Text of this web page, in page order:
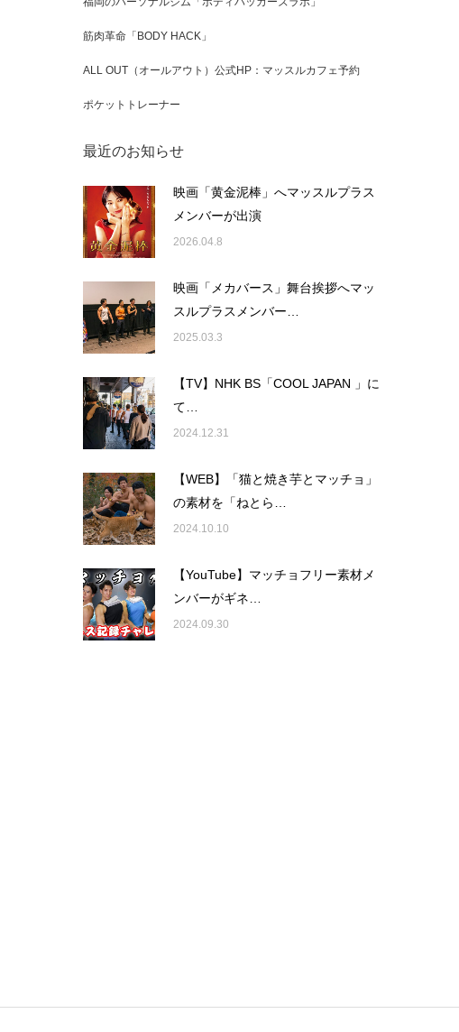
筋肉革命「BODY HACK」
ALL OUT（オールアウト）公式HP：マッスルカフェ予約
ポケットトレーナー
最近のお知らせ
映画「黄金泥棒」へマッスルプラス
メンバーが出演
2026.04.8
映画「メカバース」舞台挨拶へマッ
スルプラスメンバー…
2025.03.3
【TV】NHK BS「COOL JAPAN 」に
て…
2024.12.31
【WEB】「猫と焼き芋とマッチョ」
の素材を「ねとら…
2024.10.10
【YouTube】マッチョフリー素材メ
ンバーがギネ…
2024.09.30